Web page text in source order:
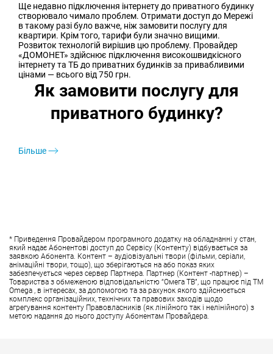
Ще недавно підключення інтернету до приватного будинку
створювало чимало проблем. Отримати доступ до Мережі
в такому разі було важче, ніж замовити послугу для
квартири. Крім того, тарифи були значно вищими.
Розвиток технологій вирішив цю проблему. Провайдер
«ДОМОНЕТ» здійснює підключення високошвидкісного
інтернету та ТБ до приватних будинків за привабливими
цінами — всього від 750 грн.
Як замовити послугу для
приватного будинку?
Більше
* Приведення Провайдером програмного додатку на обладнанні у стан,
який надає Абонентові доступ до Сервісу (Контенту) відбувається за
заявкою Абонента. Контент – аудіовізуальні твори (фільми, серіали,
анімаційні твори, тощо), що зберігаються на або показ яких
забезпечується через сервер Партнера. Партнер (Контент -партнер) –
Товариства з обмеженою відповідальністю “Омега ТВ”, що працює під ТМ
Omega , в інтересах, за допомогою та за рахунок якого здійснюється
комплекс організаційних, технічних та правових заходів щодо
агрегування контенту Правовласників (як лінійного так і нелінійного) з
метою надання до нього доступу Абонентам Провайдера.